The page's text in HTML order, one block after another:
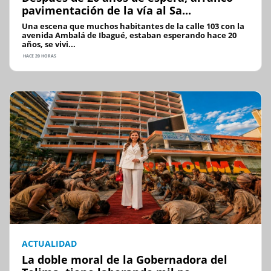
pavimentación de la vía al Sa...
Una escena que muchos habitantes de la calle 103 con la
avenida Ambalá de Ibagué, estaban esperando hace 20
años, se vivi...
HACE 20 HORAS
ACTUALIDAD
La doble moral de la Gobernadora del